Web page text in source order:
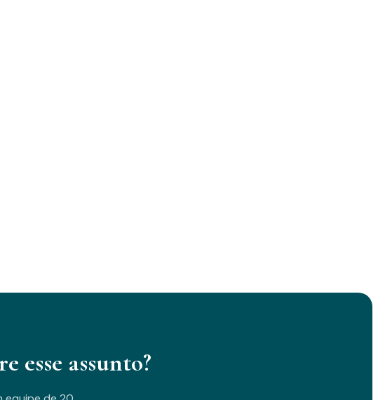
esse assunto?